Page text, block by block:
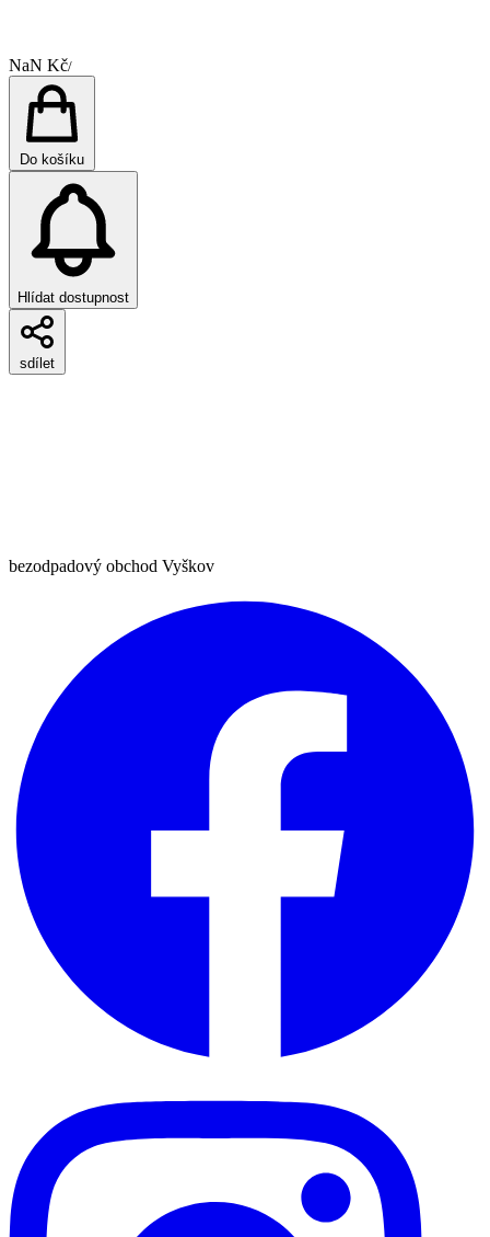
NaN Kč/
Do košíku
Hlídat dostupnost
sdílet
bezodpadový obchod Vyškov